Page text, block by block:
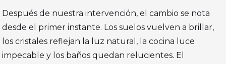
Después de nuestra intervención, el cambio se nota
desde el primer instante. Los suelos vuelven a brillar,
los cristales reflejan la luz natural, la cocina luce
impecable y los baños quedan relucientes. El